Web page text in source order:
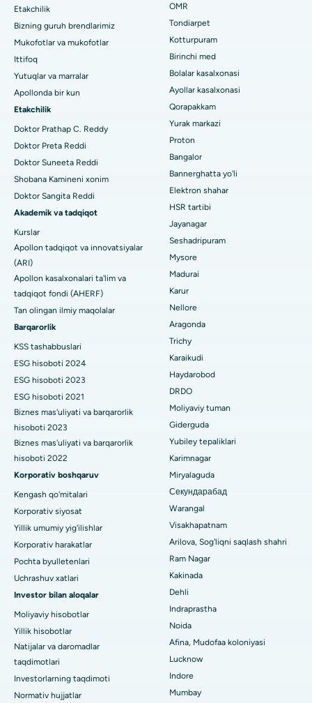
Pediatrni toping
Dermatologni toping
Urologni toping
Diabetologni toping
Ginekologni toping
Umumiy shifokorni toping
Psixologni toping
Umumiy jarrohni toping
Chennaydagi ming chiroqlardagi eng yaxshi yurak markazi
Jubilee Hillsdagi eng yaxshi kasalxona, Haydarobod
Tondiarpet, Chennai shahridagi eng yaxshi shifoxona
Kotturpuram, Chennai shahridagi eng yaxshi shifoxona
Kovai yo'lidagi eng yaxshi kasalxona, Karur
Karapakkam, Chennaydagi eng yaxshi shifoxona
Arilova, Vizagdagi eng yaxshi shifoxona
Kanpur yo'lidagi eng yaxshi kasalxona, Laknau
Noida shtatidagi 26-sektordagi eng yaxshi shifoxona
Gandhinagar, Ahmedabaddagi eng yaxshi shifoxona
Aragonda, Andhra Pradeshdagi eng yaxshi shifoxona
Bannerghatta yo'lidagi eng yaxshi kasalxona, Bangalor
Bhubaneswardagi 15-bo'limdagi eng yaxshi kasalxona
Bilaspurdagi Seepat yo'lidagi eng yaxshi kasalxona
Ahmedabaddagi Ellisbridge shahridagi eng yaxshi shifoxona
Nyu-Dehlidagi eng yaxshi shifoxona
DRDO, Haydaroboddagi eng yaxshi shifoxona
Hyderguda, Haydaroboddagi eng yaxshi shifoxona
Vijay Nagar, Indoredagi eng yaxshi shifoxona
Suryaraopeta Main Road, Kakinadadagi eng yaxshi kasalxona
Kalkutta shahridagi Kanal aylanma yo'lidagi eng yaxshi
shifoxona
CBD Belapur, Navi Mumbaydagi eng yaxshi shifoxona
Panchavati, Nashikdagi eng yaxshi shifoxona
Sekunderabad, Haydaroboddagi eng yaxshi shifoxona
Rinoplastika
liposuction
Koroner angiografiya
Transkateter Aorta valfini almashtirish
MitraClip vana ta'mirlash
Kateterni yo'q qilish
ACL rekonstruksiya jarrohligi
Orqaga elkalarni almashtirish
Endometriya ablasyonu
Bachadon arteriyasi embolizatsiyasi
Tuxumdon sistektomiyasi
Ko'krak bezi saratoni operatsiyasi
Brakiterapiya
kolonoskopiya
Polipektomiya
Mulohaza miya stimulyatsiyasi
Peritoneal dializ
Buyrak biopsiyasi
Paratiroidektomiya
Sitoreduktiv jarrohlik
Seramika bilan umumiy tizzani almashtirish
ERCP
Etakchilik
Bizning guruh brendlarimiz
Mukofotlar va mukofotlar
Ittifoq
Yutuqlar va marralar
Apollonda bir kun
Etakchilik
Doktor Prathap C. Reddy
Doktor Preta Reddi
Doktor Suneeta Reddi
Shobana Kamineni xonim
Doktor Sangita Reddi
Akademik va tadqiqot
Kurslar
Apollon tadqiqot va innovatsiyalar
(ARI)
Apollon kasalxonalari ta'lim va
tadqiqot fondi (AHERF)
Tan olingan ilmiy maqolalar
Barqarorlik
KSS tashabbuslari
ESG hisoboti 2024
ESG hisoboti 2023
ESG hisoboti 2021
Biznes mas'uliyati va barqarorlik
hisoboti 2023
Biznes mas'uliyati va barqarorlik
hisoboti 2022
Korporativ boshqaruv
Kengash qo'mitalari
Korporativ siyosat
Yillik umumiy yig'ilishlar
Korporativ harakatlar
Pochta byulletenlari
Uchrashuv xatlari
Investor bilan aloqalar
Moliyaviy hisobotlar
Yillik hisobotlar
Natijalar va daromadlar
taqdimotlari
Investorlarning taqdimoti
Normativ hujjatlar
OMR
Tondiarpet
Kotturpuram
Birinchi med
Bolalar kasalxonasi
Ayollar kasalxonasi
Qorapakkam
Yurak markazi
Proton
Bangalor
Bannerghatta yo'li
Elektron shahar
HSR tartibi
Jayanagar
Seshadripuram
Mysore
Madurai
Karur
Nellore
Aragonda
Trichy
Karaikudi
Haydarobod
DRDO
Moliyaviy tuman
Giderguda
Yubiley tepaliklari
Karimnagar
Miryalaguda
Секундарабад
Warangal
Visakhapatnam
Arilova, Sog'liqni saqlash shahri
Ram Nagar
Kakinada
Dehli
Indraprastha
Noida
Afina, Mudofaa koloniyasi
Lucknow
Indore
Mumbay